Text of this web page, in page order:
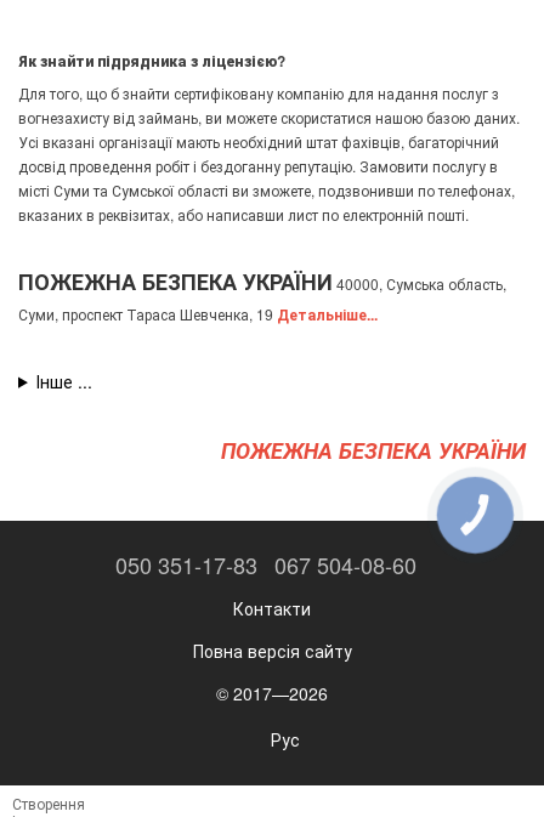
Як знайти підрядника з ліцензією?
Для того, що б знайти сертифіковану компанію для надання послуг з
вогнезахисту від займань, ви можете скористатися нашою базою даних.
Усі вказані організації мають необхідний штат фахівців, багаторічний
досвід проведення робіт і бездоганну репутацію. Замовити послугу в
місті Суми та Сумської області ви зможете, подзвонивши по телефонах,
вказаних в реквізитах, або написавши лист по електронній пошті.
ПОЖЕЖНА БЕЗПЕКА УКРАЇНИ 40000, Сумська область,
Суми, проспект Тараса Шевченка, 19 Детальніше...
ПОЖЕЖНА БЕЗПЕКА УКРАЇНИ
050 351-17-83 067 504-08-60
Контакти
Повна версія сайту
© 2017—2026
Рус
Створення
КНОПКА
ЗВ'ЯЗКУ